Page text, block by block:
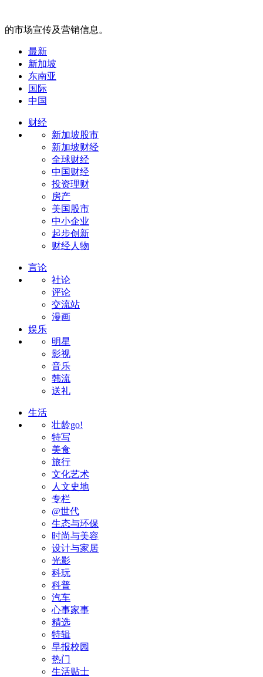
的市场宣传及营销信息。
最新
新加坡
东南亚
国际
中国
财经
新加坡股市
新加坡财经
全球财经
中国财经
投资理财
房产
美国股市
中小企业
起步创新
财经人物
言论
社论
评论
交流站
漫画
娱乐
明星
影视
音乐
韩流
送礼
生活
壮龄go!
特写
美食
旅行
文化艺术
人文史地
专栏
@世代
生态与环保
时尚与美容
设计与家居
光影
科玩
科普
汽车
心事家事
精选
特辑
早报校园
热门
生活贴士